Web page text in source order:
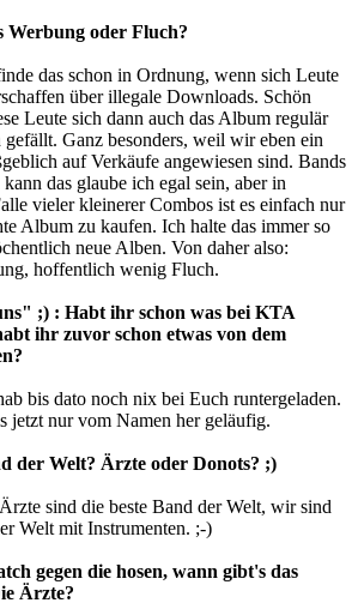
Werbung oder Fluch?
das schon in Ordnung, wenn sich Leute
über illegale Downloads. Schön
Leute sich dann auch das Album regulär
Ganz besonders, weil wir eben ein
auf Verkäufe angewiesen sind. Bands
das glaube ich egal sein, aber in
vieler kleinerer Combos ist es einfach nur
Album zu kaufen. Ich halte das immer so
neue Alben. Von daher also:
hoffentlich wenig Fluch.
;) : Habt ihr schon was bei KTA
ihr zuvor schon etwas von dem
bis dato noch nix bei Euch runtergeladen.
jetzt nur vom Namen her geläufig.
der Welt? Ärzte oder Donots? ;)
sind die beste Band der Welt, wir sind
Welt mit Instrumenten. ;-)
gegen die hosen, wann gibt's das
Ärzte?